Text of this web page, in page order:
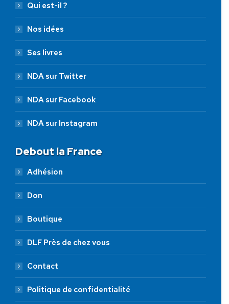
Qui est-il ?
Nos idées
Ses livres
NDA sur Twitter
NDA sur Facebook
NDA sur Instagram
Debout la France
Adhésion
Don
Boutique
DLF Près de chez vous
Contact
Politique de confidentialité